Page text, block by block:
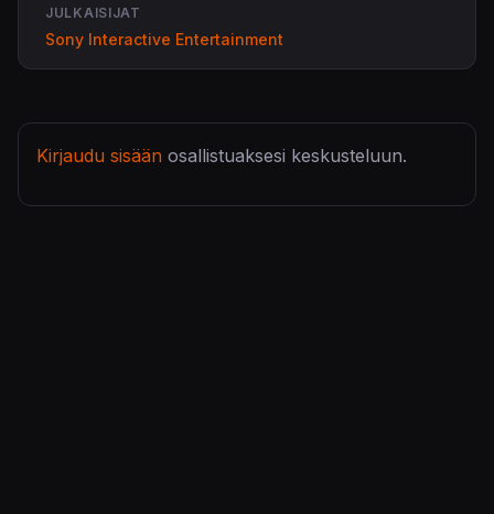
JULKAISIJAT
Sony Interactive Entertainment
Kirjaudu sisään osallistuaksesi keskusteluun.